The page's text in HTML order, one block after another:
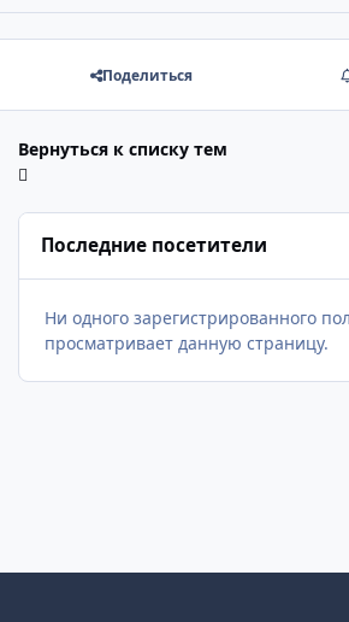
Поделиться
Вернуться к списку тем
Последние посетители
Ни одного зарегистрированного
просматривает данную страницу.